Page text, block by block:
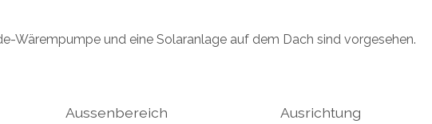
Wärempumpe und eine Solaranlage auf dem Dach sind vorgesehen.
Aussenbereich Ausrichtung